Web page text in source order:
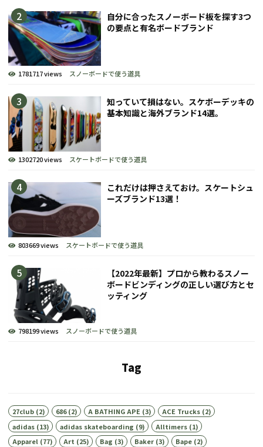
自分に合ったスノーボード板を探す3つ
の要点と有名ボードブランド
1781717 views スノーボードで使う道具
知っていて損はない。スケボーデッキの
基本知識と海外ブランド14選。
1302720 views スケートボードで使う道具
これだけは押さえておけ。スケートシュ
ーズブランド13選！
803669 views スケートボードで使う道具
【2022年最新】プロから教わるスノー
ボードビンディングの正しい選び方とセ
ッティング
798199 views スノーボードで使う道具
Tag
27club(2) 686(2) A BATHING APE (3) ACE Trucks(2)
adidas(13) adidas skateboarding (9) Alltimers(1)
Apparel(77) Art (25) Bag (3) Baker(3) Bape(2)